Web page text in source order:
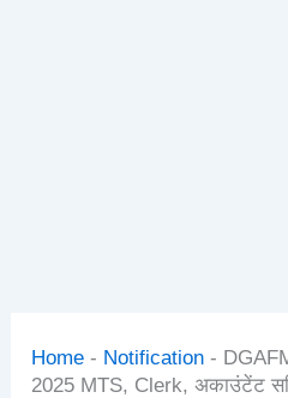
Home - Notification -
2025 MTS, Clerk, अकाउंटेंट